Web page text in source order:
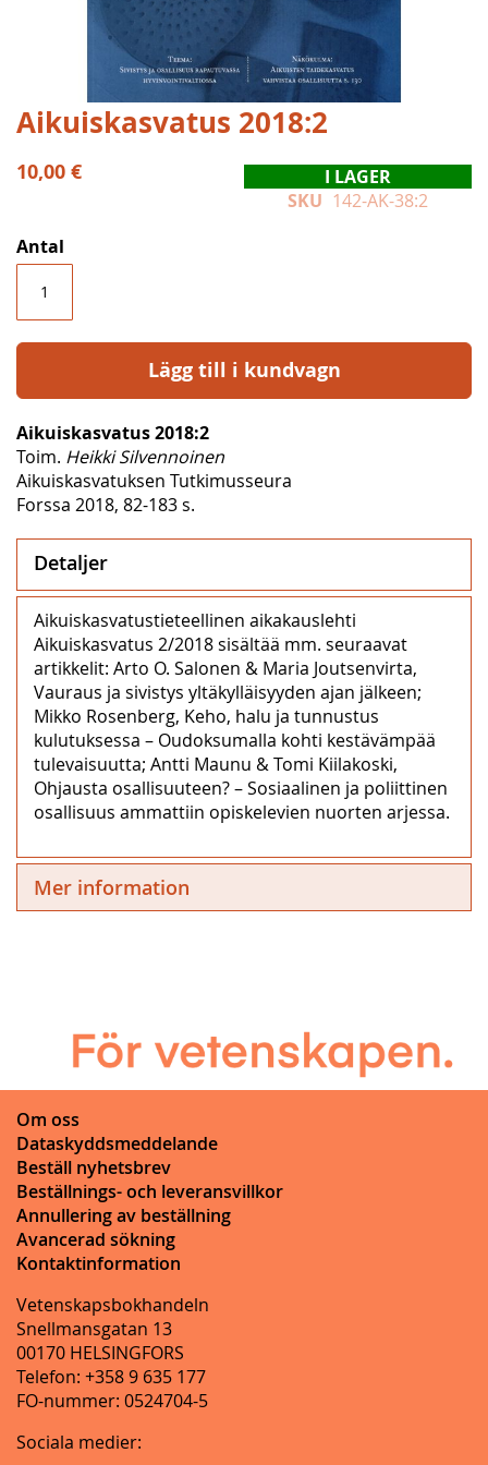
Hoppa
till
början
av
Aikuiskasvatus 2018:2
10,00 €
I LAGER
SKU 142-AK-38:2
Antal
Lägg till i kundvagn
Aikuiskasvatus 2018:2
Toim. Heikki Silvennoinen
Aikuiskasvatuksen Tutkimusseura
Forssa 2018, 82-183 s.
Detaljer
Aikuiskasvatustieteellinen aikakauslehti
Aikuiskasvatus 2/2018 sisältää mm. seuraavat
artikkelit: Arto O. Salonen & Maria Joutsenvirta,
Vauraus ja sivistys yltäkylläisyyden ajan jälkeen;
Mikko Rosenberg, Keho, halu ja tunnustus
kulutuksessa – Oudoksumalla kohti kestävämpää
tulevaisuutta; Antti Maunu & Tomi Kiilakoski,
Ohjausta osallisuuteen? – Sosiaalinen ja poliittinen
osallisuus ammattiin opiskelevien nuorten arjessa.
Mer information
Om oss
Dataskyddsmeddelande
Beställ nyhetsbrev
Beställnings- och leveransvillkor
Annullering av beställning
Avancerad sökning
Kontaktinformation
Vetenskapsbokhandeln
Snellmansgatan 13
00170 HELSINGFORS
Telefon: +358 9 635 177
FO-nummer: 0524704-5
Sociala medier: